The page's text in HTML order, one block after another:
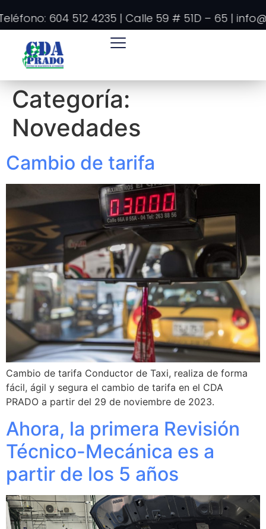
604 512 4235 | Calle 59 # 51D – 65 |
Categoría:
Novedades
Cambio de tarifa
Cambio de tarifa Conductor de Taxi, realiza de forma
fácil, ágil y segura el cambio de tarifa en el CDA
PRADO a partir del 29 de noviembre de 2023.
Ahora, la primera Revisión
Técnico-Mecánica es a
partir de los 5 años